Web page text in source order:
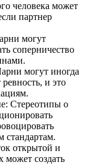
человека может
партнер
могут
соперничество
могут иногда
и это
Стереотипы о
стандартам.
открытой и
может создать